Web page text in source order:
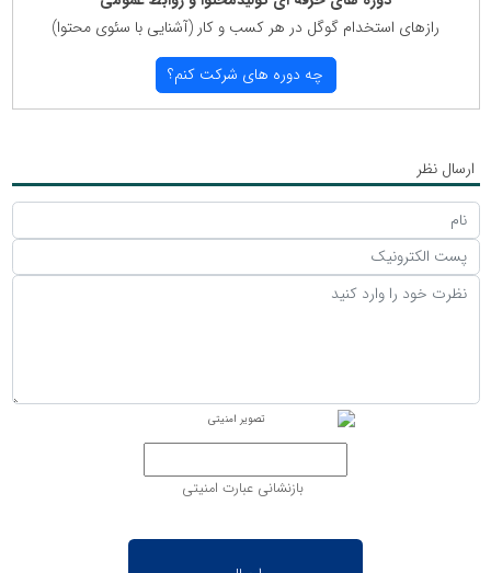
رازهای استخدام گوگل در هر كسب و كار (آشنایی با سئوی محتوا)
چه دوره های شركت كنم؟
ارسال نظر
بازنشانی عبارت امنیتی